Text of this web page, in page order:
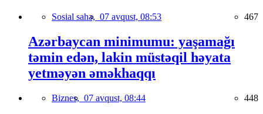
Sosial sahə, 07 avqust, 08:53 467
Azərbaycan minimumu: yaşamağı
təmin edən, lakin müstəqil həyata
yetməyən əməkhaqqı
Biznes, 07 avqust, 08:44 448